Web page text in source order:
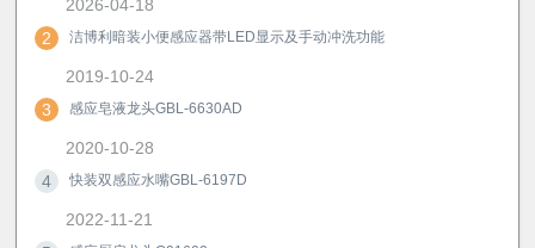
2026-04-18
2
洁博利暗装小便感应器带LED显示及手动冲洗功能
2019-10-24
3
感应皂液龙头GBL-6630AD
2020-10-28
4
快装双感应水嘴GBL-6197D
2022-11-21